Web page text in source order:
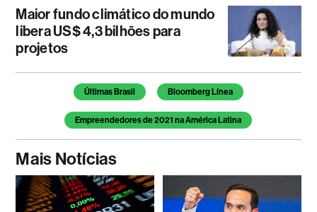
Maior fundo climático do mundo
libera US$ 4,3 bilhões para
projetos
Temas deste artigo
Últimas Brasil Bloomberg Línea
Empreendedores de 2021 na América Latina
Mais Notícias